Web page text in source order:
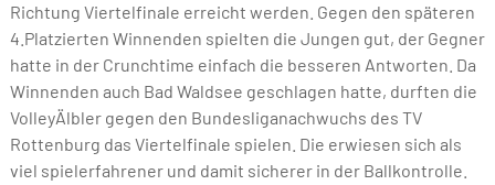
Richtung Viertelfinale erreicht werden. Gegen den späteren
4.Platzierten Winnenden spielten die Jungen gut, der Gegner
hatte in der Crunchtime einfach die besseren Antworten. Da
Winnenden auch Bad Waldsee geschlagen hatte, durften die
VolleyÄlbler gegen den Bundesliganachwuchs des TV
Rottenburg das Viertelfinale spielen. Die erwiesen sich als
viel spielerfahrener und damit sicherer in der Ballkontrolle.